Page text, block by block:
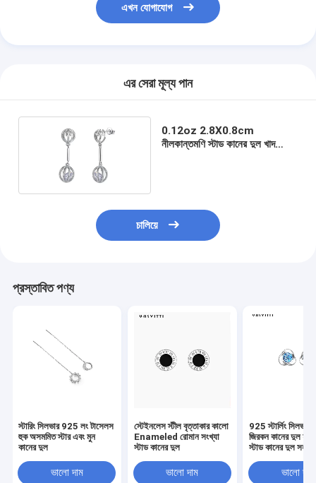
এখন যোগাযোগ
এর সেরা মূল্য পান
0.12oz 2.8X0.8cm
নীলকান্তমণি স্টাড কানের দুল খাদ
চালিয়ে
প্রস্তাবিত পণ্য
স্টারিং সিলভার 925 লং টাসেলস
হুক অসমমিত স্টার এবং মুন
কানের দুল
ভালো দাম
স্টেইনলেস স্টীল বৃত্তাকার কালো
Enameled রোমান সংখ্যা
স্টাড কানের দুল
ভালো দাম
925 স্টার্লিং সিলভার
জিরকন কানের দুল ফুল
স্টাড কানের দুল সহজ
ভালো দাম